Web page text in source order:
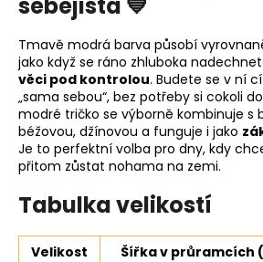
Tmavě modrá barva působí
jako když se ráno zhluboka
věci pod kontrolou. Budete se v ní
„sama sebou“, bez potřeby si cokoli
modré tričko se výborně kombinuje s
béžovou, džínovou a funguje i jako
Je to perfektní volba pro dny, kdy
přitom zůstat nohama na zemi.
Tabulka velikostí
Velikost Šířka v průramcích